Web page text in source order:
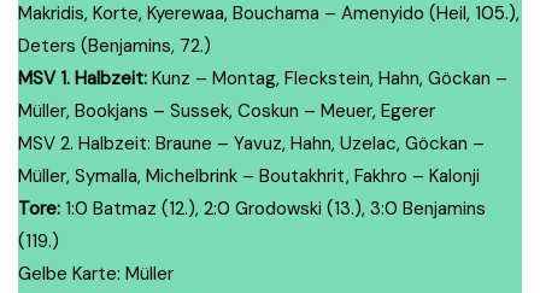
Makridis, Korte, Kyerewaa, Bouchama – Amenyido (Heil, 105.),
Deters (Benjamins, 72.)
MSV 1. Halbzeit: Kunz – Montag, Fleckstein, Hahn, Göckan –
Müller, Bookjans – Sussek, Coskun – Meuer, Egerer
MSV 2. Halbzeit: Braune – Yavuz, Hahn, Uzelac, Göckan –
Müller, Symalla, Michelbrink – Boutakhrit, Fakhro – Kalonji
Tore: 1:0 Batmaz (12.), 2:0 Grodowski (13.), 3:0 Benjamins
(119.)
Gelbe Karte: Müller